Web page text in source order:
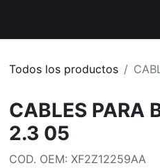
Todos los productos
CABLES PARA
2.3 05
COD. OEM: XF2Z12259AA